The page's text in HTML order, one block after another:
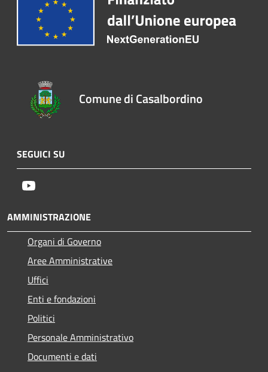
Comune di Casalbordino
SEGUICI SU
AMMINISTRAZIONE
Organi di Governo
Aree Amministrative
Uffici
Enti e fondazioni
Politici
Personale Amministrativo
Documenti e dati